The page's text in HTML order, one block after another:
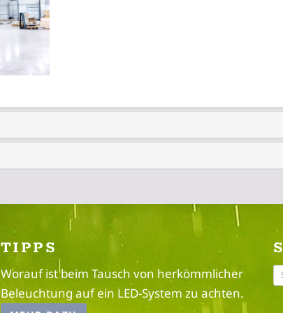
TIPPS
Worauf ist beim Tausch von herkömmlicher
Beleuchtung auf ein LED-System zu achten.